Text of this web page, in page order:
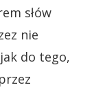
słów
nie
do tego,